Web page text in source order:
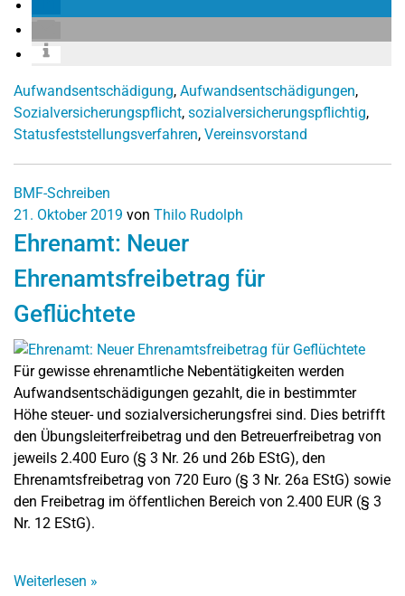
Aufwandsentschädigung, Aufwandsentschädigungen,
Sozialversicherungspflicht, sozialversicherungspflichtig,
Statusfeststellungsverfahren, Vereinsvorstand
BMF-Schreiben
21. Oktober 2019 von Thilo Rudolph
Ehrenamt: Neuer
Ehrenamtsfreibetrag für
Geflüchtete
Für gewisse ehrenamtliche Nebentätigkeiten werden
Aufwandsentschädigungen gezahlt, die in bestimmter
Höhe steuer- und sozialversicherungsfrei sind. Dies betrifft
den Übungsleiterfreibetrag und den Betreuerfreibetrag von
jeweils 2.400 Euro (§ 3 Nr. 26 und 26b EStG), den
Ehrenamtsfreibetrag von 720 Euro (§ 3 Nr. 26a EStG) sowie
den Freibetrag im öffentlichen Bereich von 2.400 EUR (§ 3
Nr. 12 EStG).
Weiterlesen »